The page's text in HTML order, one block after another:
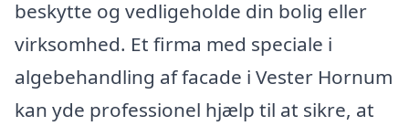
beskytte og vedligeholde din bolig eller
virksomhed. Et firma med speciale i
algebehandling af facade i Vester Hornum
kan yde professionel hjælp til at sikre, at